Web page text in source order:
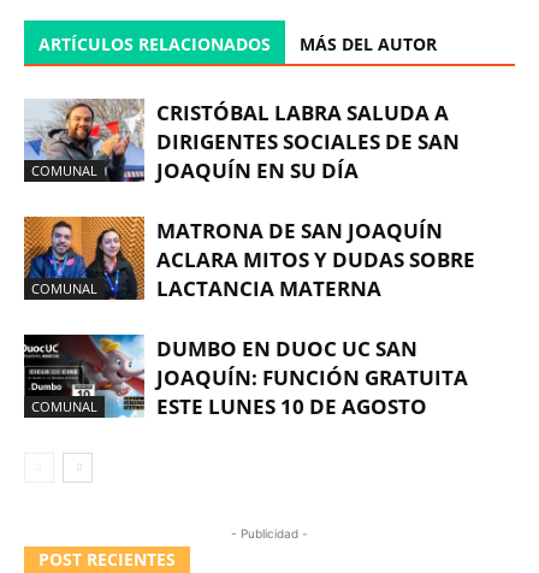
ARTÍCULOS RELACIONADOS MÁS DEL AUTOR
COMUNAL
CRISTÓBAL LABRA SALUDA A
DIRIGENTES SOCIALES DE SAN
JOAQUÍN EN SU DÍA
COMUNAL
MATRONA DE SAN JOAQUÍN
ACLARA MITOS Y DUDAS SOBRE
LACTANCIA MATERNA
COMUNAL
DUMBO EN DUOC UC SAN
JOAQUÍN: FUNCIÓN GRATUITA
ESTE LUNES 10 DE AGOSTO
- Publicidad -
POST RECIENTES